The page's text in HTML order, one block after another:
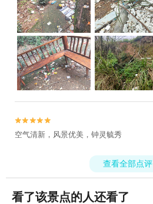


空气清新，风景优美，钟灵毓秀
查看全部点评
看了该景点的人还看了